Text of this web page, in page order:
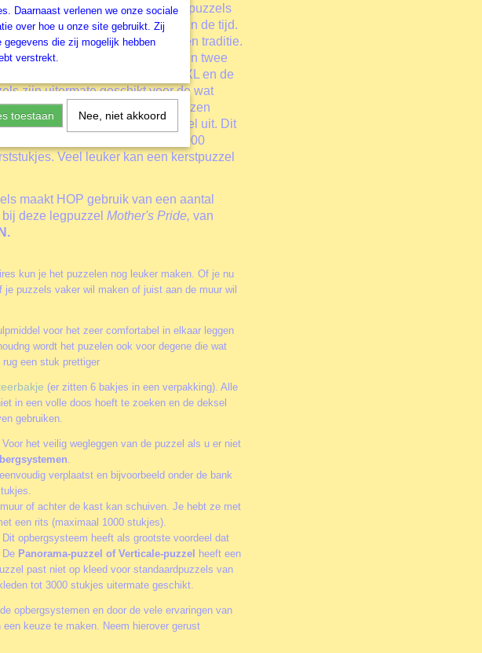
is dat alle afbeeldingen van de puzzels
afbeeldingen brengen je terug in de tijd.
elkaar zijn. Een tijd van familie en traditie.
leven tijdens het puzzelen. Er zijn twee
. De 500 XXL en de
zijn uitermate geschikt voor de wat
wordt ook veel in Verpleeghuizen
kerstmis een unieke kerstpuzzel uit. Dit
deze puzzels (uitvoering 500 en 1000
Veel leuker kan een kerstpuzzel
maakt HOP gebruik van een aantal
deze legpuzzel Mother's Pride, van
.
kun je het puzzelen nog leuker maken. Of je nu
puzzels vaker wil maken of juist aan de muur wil
voor het zeer comfortabel in elkaar leggen
wordt het puzelen ook voor degene die wat
een stuk prettiger
(er zitten 6 bakjes in een verpakking). Alle
in een volle doos hoeft te zoeken en de deksel
gebruiken.
het veilig wegleggen van de puzzel als u er niet
.
verplaatst en bijvoorbeeld onder de bank
of achter de kast kan schuiven. Je hebt ze met
een rits (maximaal 1000 stukjes).
opbergsysteem heeft als grootste voordeel dat
Panorama-puzzel of Verticale-puzzel
heeft een
past niet op kleed voor standaardpuzzels van
tot 3000 stukjes uitermate geschikt.
opbergsystemen en door de vele ervaringen van
keuze te maken. Neem hierover gerust
Daarnaast verlenen we onze sociale
over hoe u onze site gebruikt. Zij
gegevens die zij mogelijk hebben
verstrekt.
toestaan Nee, niet akkoord